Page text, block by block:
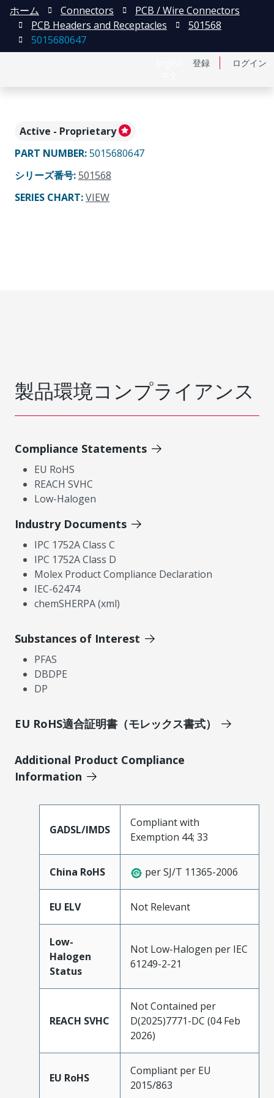
登録 ログイン
ホーム Connectors
PCB / Wire Connectors
PCB Headers and Receptacles
501568
5015680647
Active - Proprietary
PART NUMBER:5015680647
シリーズ番号:501568
SERIES CHART:VIEW
製品環境コンプライアンス
Compliance Statements
EU RoHS
REACH SVHC
Low-Halogen
Industry Documents
IPC 1752A Class C
IPC 1752A Class D
Molex Product Compliance Declaration
IEC-62474
chemSHERPA (xml)
Substances of Interest
PFAS
DBDPE
DP
EU RoHS適合証明書（モレックス書式）
Additional Product Compliance
Information
GADSL/IMDS
Compliant with
Exemption 44; 33
China RoHS per SJ/T 11365-2006
EU ELV Not Relevant
Low-
Halogen
Status
Not Low-Halogen per IEC
61249-2-21
REACH SVHC
Not Contained per
D(2025)7771-DC (04 Feb
2026)
EU RoHS
Compliant per EU
2015/863